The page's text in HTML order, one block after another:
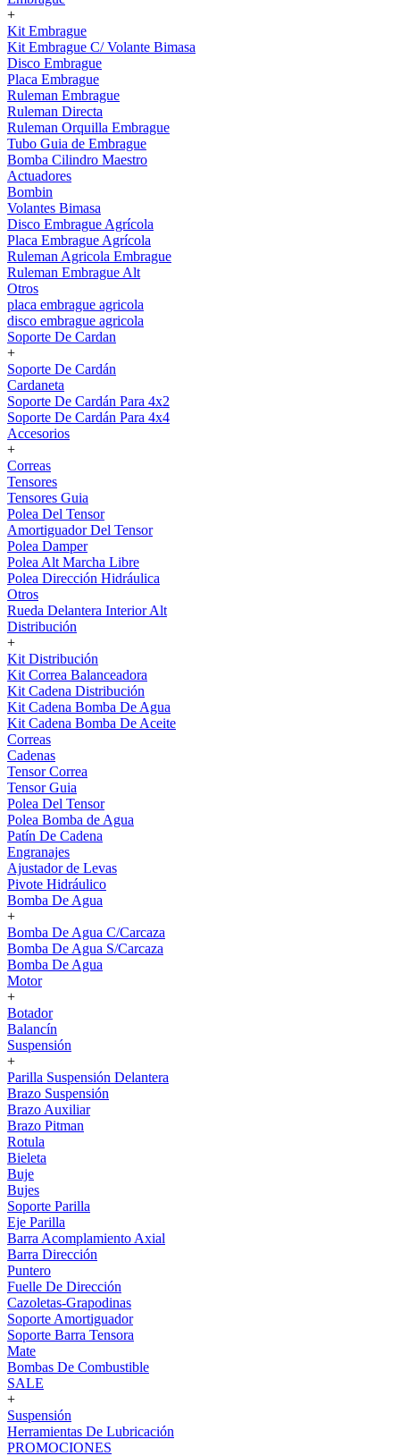
+
Kit Embrague
Kit Embrague C/ Volante Bimasa
Disco Embrague
Placa Embrague
Ruleman Embrague
Ruleman Directa
Ruleman Orquilla Embrague
Tubo Guia de Embrague
Bomba Cilindro Maestro
Actuadores
Bombin
Volantes Bimasa
Disco Embrague Agrícola
Placa Embrague Agrícola
Ruleman Agricola Embrague
Ruleman Embrague Alt
Otros
placa embrague agricola
disco embrague agricola
Soporte De Cardan
+
Soporte De Cardán
Cardaneta
Soporte De Cardán Para 4x2
Soporte De Cardán Para 4x4
Accesorios
+
Correas
Tensores
Tensores Guia
Polea Del Tensor
Amortiguador Del Tensor
Polea Damper
Polea Alt Marcha Libre
Polea Dirección Hidráulica
Otros
Rueda Delantera Interior Alt
Distribución
+
Kit Distribución
Kit Correa Balanceadora
Kit Cadena Distribución
Kit Cadena Bomba De Agua
Kit Cadena Bomba De Aceite
Correas
Cadenas
Tensor Correa
Tensor Guia
Polea Del Tensor
Polea Bomba de Agua
Patín De Cadena
Engranajes
Ajustador de Levas
Pivote Hidráulico
Bomba De Agua
+
Bomba De Agua C/Carcaza
Bomba De Agua S/Carcaza
Bomba De Agua
Motor
+
Botador
Balancín
Suspensión
+
Parilla Suspensión Delantera
Brazo Suspensión
Brazo Auxiliar
Brazo Pitman
Rotula
Bieleta
Buje
Bujes
Soporte Parilla
Eje Parilla
Barra Acomplamiento Axial
Barra Dirección
Puntero
Fuelle De Dirección
Cazoletas-Grapodinas
Soporte Amortiguador
Soporte Barra Tensora
Mate
Bombas De Combustible
SALE
+
Suspensión
Herramientas De Lubricación
PROMOCIONES